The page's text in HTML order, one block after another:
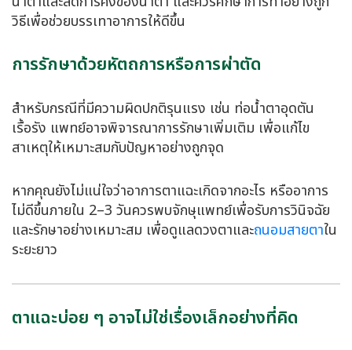
วิธีเพื่อช่วยบรรเทาอาการให้ดีขึ้น
การรักษาด้วยหัตถการหรือการผ่าตัด
สำหรับกรณีที่มีความผิดปกติรุนแรง เช่น ท่อน้ำตาอุดตัน
เรื้อรัง แพทย์อาจพิจารณาการรักษาเพิ่มเติม เพื่อแก้ไข
สาเหตุให้เหมาะสมกับปัญหาอย่างถูกจุด
หากคุณยังไม่แน่ใจว่าอาการตาแฉะเกิดจากอะไร หรืออาการ
ไม่ดีขึ้นภายใน 2–3 วันควรพบจักษุแพทย์เพื่อรับการวินิจฉัย
และรักษาอย่างเหมาะสม เพื่อดูแลดวงตาและถนอมสายตาใน
ระยะยาว
ตาแฉะบ่อย ๆ อาจไม่ใช่เรื่องเล็กอย่างที่คิด